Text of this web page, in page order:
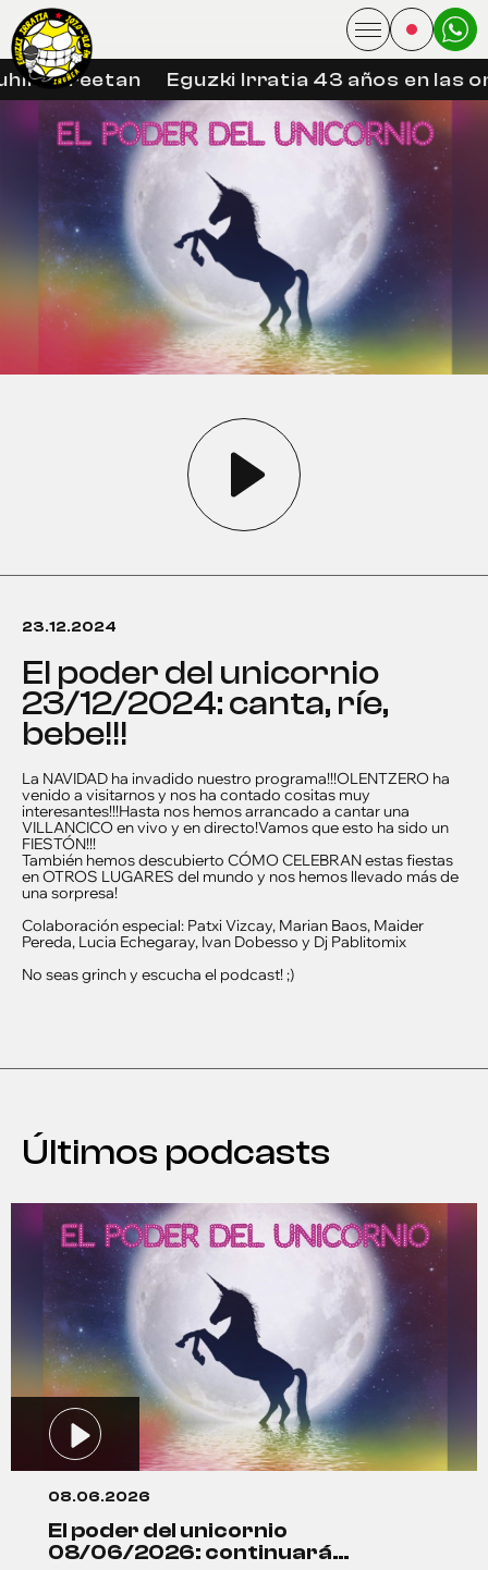
libreetan Eguzki Irratia 43 años en las
23.12.2024
el poder del unicornio
23/12/2024: canta, ríe,
bebe!!!
La NAVIDAD ha invadido nuestro programa!!!OLENTZERO ha
venido a visitarnos y nos ha contado cositas muy
interesantes!!!Hasta nos hemos arrancado a cantar una
VILLANCICO en vivo y en directo!Vamos que esto ha sido un
FIESTÓN!!!
También hemos descubierto CÓMO CELEBRAN estas fiestas
en OTROS LUGARES del mundo y nos hemos llevado más de
una sorpresa!
Colaboración especial: Patxi Vizcay, Marian Baos, Maider
Pereda, Lucia Echegaray, Ivan Dobesso y Dj Pablitomix
No seas grinch y escucha el podcast! ;)
Últimos podcasts
08.06.2026
el poder del unicornio
08/06/2026: continuará…